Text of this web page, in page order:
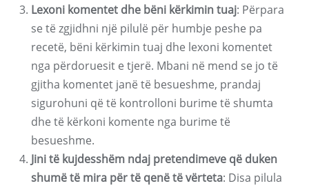
Lexoni komentet dhe bëni kërkimin tuaj: Përpara
se të zgjidhni një pilulë për humbje peshe pa
recetë, bëni kërkimin tuaj dhe lexoni komentet
nga përdoruesit e tjerë. Mbani në mend se jo të
gjitha komentet janë të besueshme, prandaj
sigurohuni që të kontrolloni burime të shumta
dhe të kërkoni komente nga burime të
besueshme.
Jini të kujdesshëm ndaj pretendimeve që duken
shumë të mira për të qenë të vërteta: Disa pilula